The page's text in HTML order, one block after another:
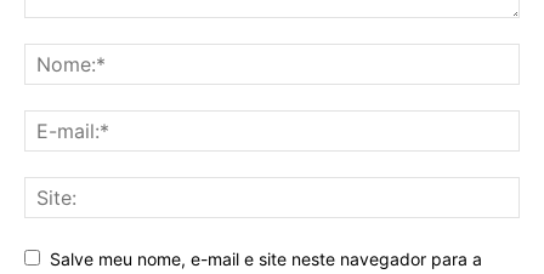
Salve meu nome, e-mail e site neste navegador para a